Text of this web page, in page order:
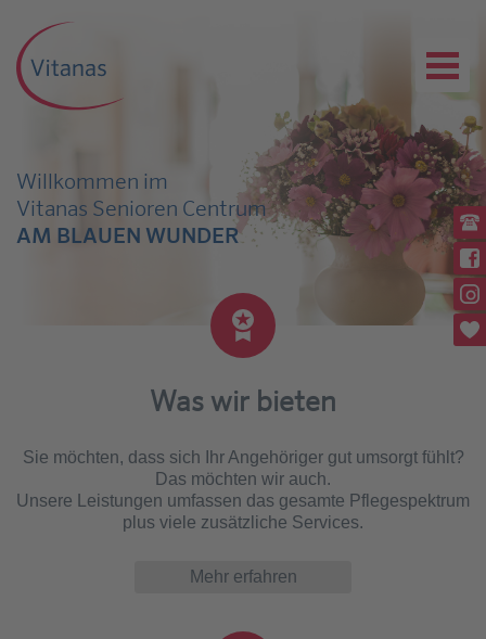
Willkommen im
Vitanas Senioren Centrum
AM BLAUEN WUNDER
Was wir bieten
Sie möchten, dass sich Ihr Angehöriger gut umsorgt fühlt?
Das möchten wir auch.
Unsere Leistungen umfassen das gesamte Pflegespektrum
plus viele zusätzliche Services.
Mehr erfahren